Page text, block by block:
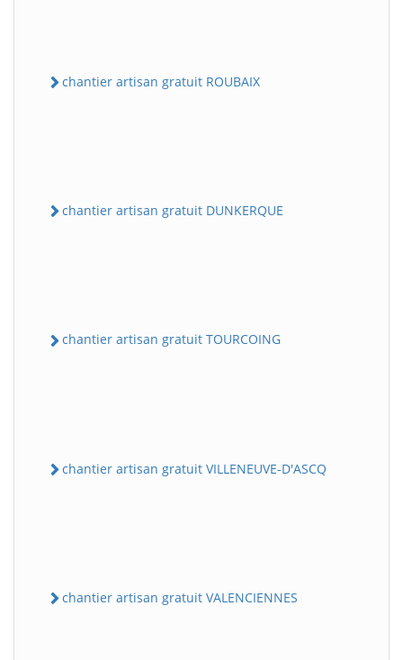
chantier artisan gratuit ROUBAIX
chantier artisan gratuit DUNKERQUE
chantier artisan gratuit TOURCOING
chantier artisan gratuit VILLENEUVE-D'ASCQ
chantier artisan gratuit VALENCIENNES